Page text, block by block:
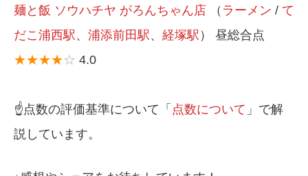
麺と飯 ソウハチヤ がろんちゃん店 （ ラーメン / て
だこ浦西駅、 浦添前田駅、 経塚駅 ） 昼総合点
★★★★☆ 4.0
☝️点数の評価基準について「 点数について 」で解
説しています。